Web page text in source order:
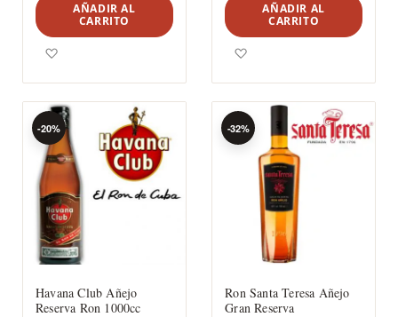
AÑADIR AL
CARRITO
AÑADIR AL
CARRITO
Havana Club Añejo
Reserva Ron 1000cc
-20%
Ron Santa Teresa Añejo
Gran Reserva
-32%